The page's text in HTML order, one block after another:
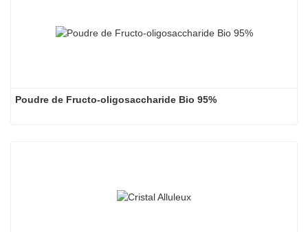
Poudre de Fructo-oligosaccharide Bio 95%